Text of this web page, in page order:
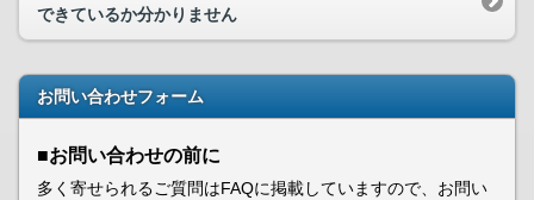
できているか分かりません
お問い合わせフォーム
■お問い合わせの前に
多く寄せられるご質問はFAQに掲載していますので、お問い